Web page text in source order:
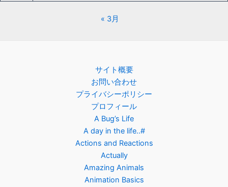
« 3月
サイト概要
お問い合わせ
プライバシーポリシー
プロフィール
A Bug’s Life
A day in the life..#
Actions and Reactions
Actually
Amazing Animals
Animation Basics